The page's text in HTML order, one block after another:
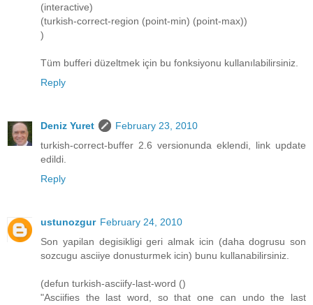
(interactive)
(turkish-correct-region (point-min) (point-max))
)
Tüm bufferi düzeltmek için bu fonksiyonu kullanılabilirsiniz.
Reply
Deniz Yuret
February 23, 2010
turkish-correct-buffer 2.6 versionunda eklendi, link update
edildi.
Reply
ustunozgur February 24, 2010
Son yapilan degisikligi geri almak icin (daha dogrusu son
sozcugu asciiye donusturmek icin) bunu kullanabilirsiniz.
(defun turkish-asciify-last-word ()
"Asciifies the last word, so that one can undo the last